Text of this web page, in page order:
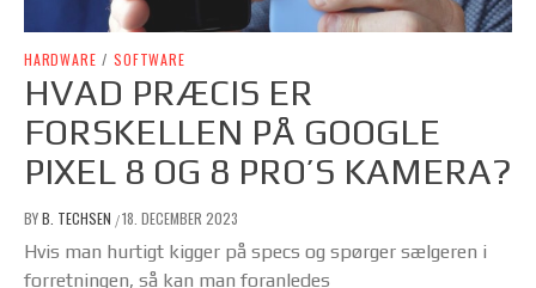
HARDWARE / SOFTWARE
HVAD PRÆCIS ER
FORSKELLEN PÅ GOOGLE
PIXEL 8 OG 8 PRO’S KAMERA?
BYB. TECHSEN /18. DECEMBER 2023
Hvis man hurtigt kigger på specs og spørger sælgeren i
forretningen, så kan man foranledes